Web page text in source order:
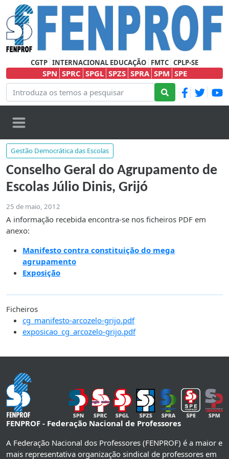
CGTP INTERNACIONAL EDUCAÇÃO FMTC CPLP-SE
SPN SPRC SPGL SPZS SPRA SPM SPE
Gestão Democrática das Escolas
Conselho Geral do Agrupamento de
Escolas Júlio Dinis, Grijó
25 de maio, 2012
A informação recebida encontra-se nos ficheiros PDF em
anexo:
Manifesto contra constituição do mega
agrupamento
Exposição
Ficheiros
cg_manifesto-arcozelo-grijo.pdf
exposicao_cg_arcozelo-grijo.pdf
FENPROF - Federação Nacional de Professores
A Federação Nacional dos Professores (FENPROF) é a maior e
mais representativa organização sindical de professores em